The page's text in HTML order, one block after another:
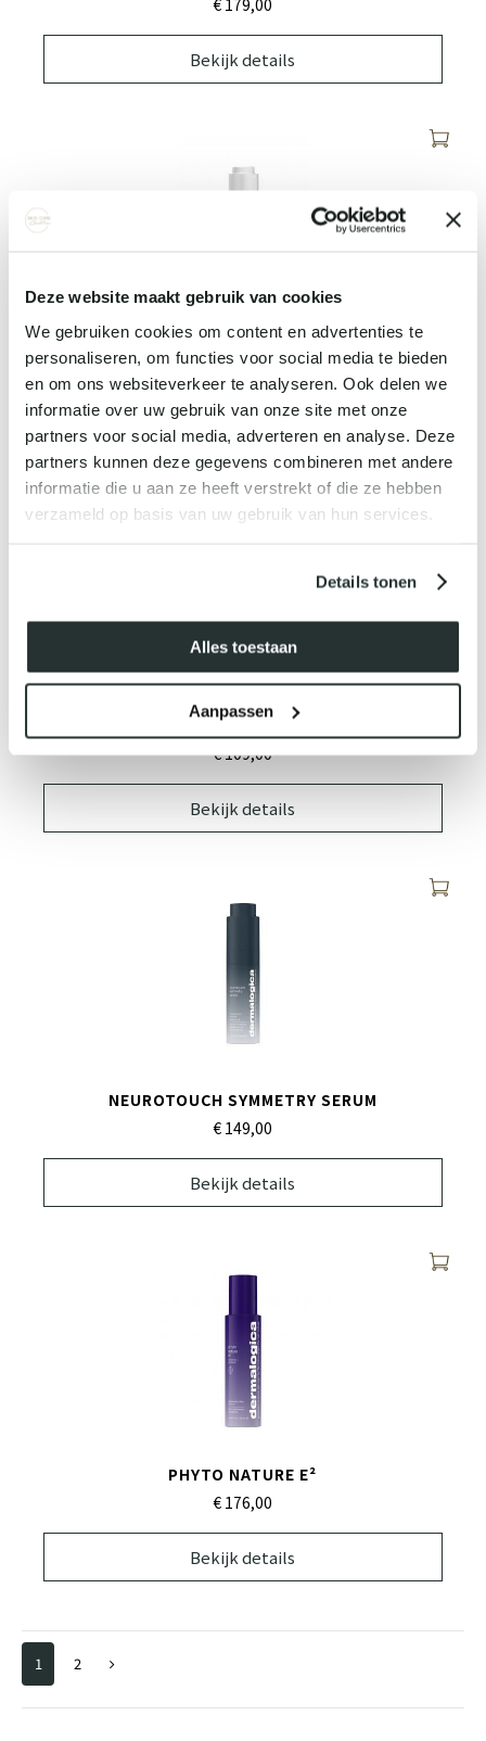
Deze website maakt gebruik van cookies
We gebruiken cookies om content en advertenties te
personaliseren, om functies voor social media te bieden
en om ons websiteverkeer te analyseren. Ook delen we
informatie over uw gebruik van onze site met onze
partners voor social media, adverteren en analyse. Deze
partners kunnen deze gegevens combineren met andere
informatie die u aan ze heeft verstrekt of die ze hebben
verzameld op basis van uw gebruik van hun services.
Details tonen
Alles toestaan
Aanpassen
Bekijk details
RETINOL CLEARING OIL
€ 99,00
Bekijk details
DYNAMIC SKIN STRENGTHENING SERUM
€ 109,00
Bekijk details
NEUROTOUCH SYMMETRY SERUM
€ 149,00
Bekijk details
PHYTO NATURE E²
€ 176,00
Bekijk details
1 2